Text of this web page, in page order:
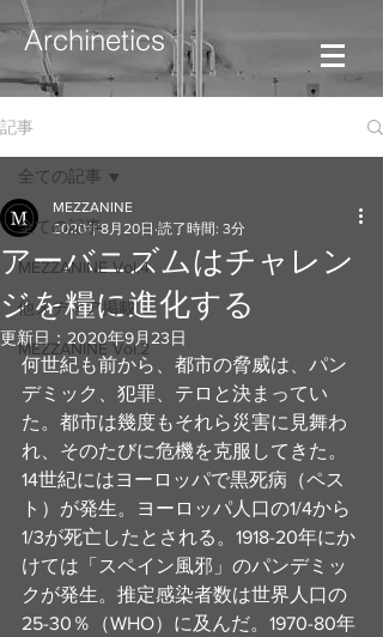
Archinetics
記事
全ての記事
MEZZANINE Vol.4
他メディア掲載
MEZZANINE Vol.2
全ての記事
アーバニズムはチャレン
ジを糧に進化する
MEZZANINE
2020年8月20日 読了時間: 3分
更新日： 2020年9月23日
何世紀も前から、都市の脅威は、パン
デミック、犯罪、テロと決まってい
た。都市は幾度もそれら災害に見舞わ
れ、そのたびに危機を克服してきた。
14世紀にはヨーロッパで黒死病（ペス
ト）が発生。ヨーロッパ人口の1/4から
1/3が死亡したとされる。1918-20年にか
けては「スペイン風邪」のパンデミッ
クが発生。推定感染者数は世界人口の
25-30％（WHO）に及んだ。1970-80年